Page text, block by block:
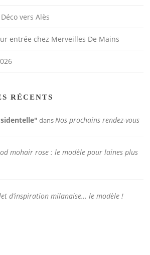
vers Alès
entrée chez Merveilles De Mains
RÉCENTS
dansNos prochains rendez-vous
mohair rose : le modèle pour laines plus
d’inspiration milanaise… le modèle !